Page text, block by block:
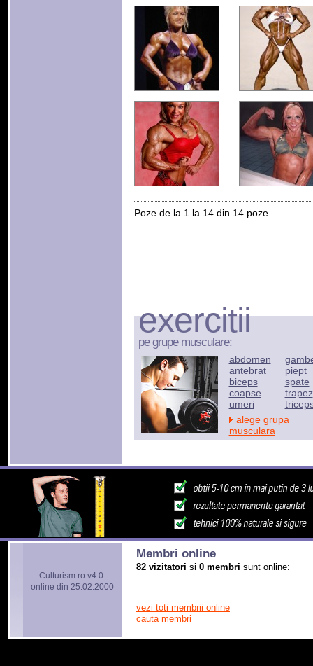
Poze de la 1 la 14 din 14 poze
exercitii
pe grupe musculare:
abdomen
antebrat
biceps
coapse
umeri
piept
spate
trapez
alege grupa
musculara
Culturism.ro v4.0.
online din 25.02.2000
Membri online
82 vizitatori si 0 membri sunt online:
vezi toti membrii online
cauta membri